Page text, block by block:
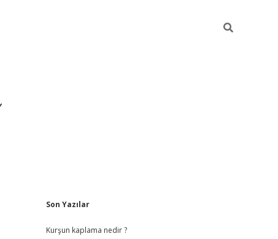
Sidebar
Son Yazılar
Kurşun kaplama nedir ?
ilbethiltonbet